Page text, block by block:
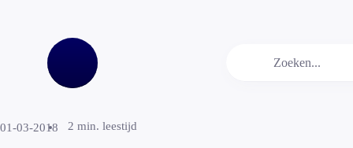
01-03-2018 2 min. leestijd